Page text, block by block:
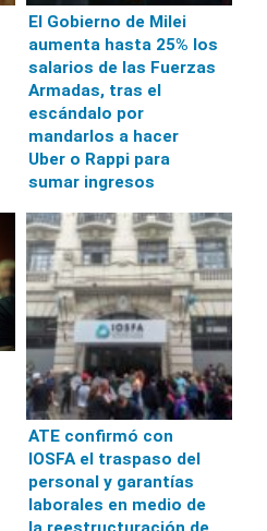
El Gobierno de Milei
aumenta hasta 25% los
salarios de las Fuerzas
Armadas, tras el
escándalo por
mandarlos a hacer
Uber o Rappi para
sumar ingresos
ATE confirmó con
IOSFA el traspaso del
personal y garantías
laborales en medio de